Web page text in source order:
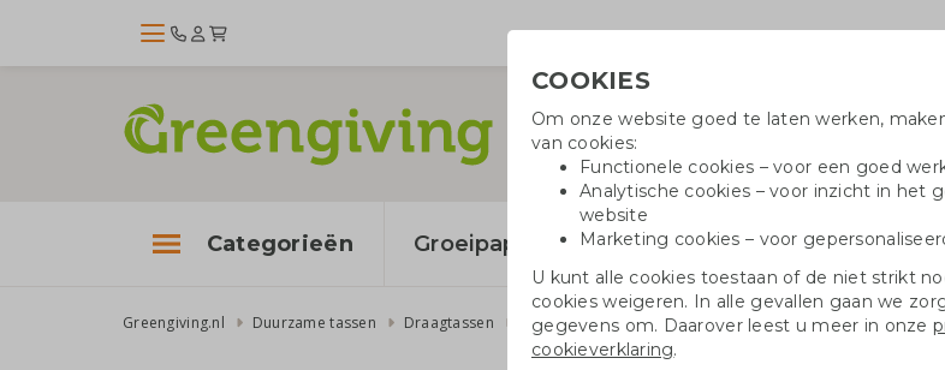
Categorieën Groeipapier Katoenen tassen
Greengiving.nl Duurzame tassen Draagtassen Gerecyclede tassen VASAD duffeltas
COOKIES
Om onze website goed te laten werken,
van cookies:
Functionele cookies – voor een goed
Analytische cookies – voor inzicht in het
website
Marketing cookies – voor
U kunt alle cookies toestaan of de niet strikt
cookies weigeren. In alle gevallen gaan we
gegevens om. Daarover leest u meer in onze
cookieverklaring.